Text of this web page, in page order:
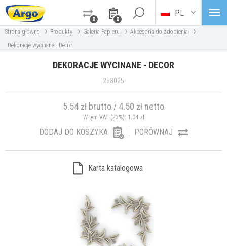
0
0
PL
Strona główna › Produkty › Galeria Papieru › Akcesoria do zdobienia ›
Dekoracje wycinane - Decor
DEKORACJE WYCINANE - DECOR
253025
5.54 zł brutto / 4.50 zł netto
W tym VAT (23%): 1.04zł
DODAJ DO KOSZYKA PORÓWNAJ
Karta katalogowa